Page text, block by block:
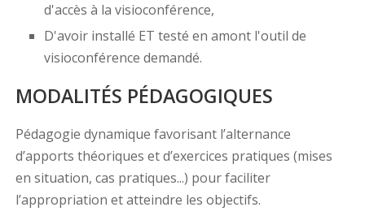
d'accès à la visioconférence,
D'avoir installé ET testé en amont l'outil de
visioconférence demandé.
MODALITÉS PÉDAGOGIQUES
Pédagogie dynamique favorisant l’alternance
d’apports théoriques et d’exercices pratiques (mises
en situation, cas pratiques...) pour faciliter
l’appropriation et atteindre les objectifs.